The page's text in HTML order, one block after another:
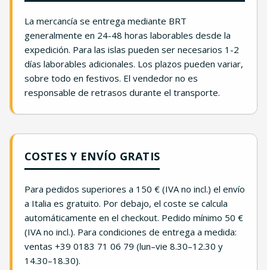
La mercancía se entrega mediante BRT
generalmente en 24-48 horas laborables desde la
expedición. Para las islas pueden ser necesarios 1-2
días laborables adicionales. Los plazos pueden variar,
sobre todo en festivos. El vendedor no es
responsable de retrasos durante el transporte.
COSTES Y ENVÍO GRATIS
Para pedidos superiores a 150 € (IVA no incl.) el envío
a Italia es gratuito. Por debajo, el coste se calcula
automáticamente en el checkout. Pedido mínimo 50 €
(IVA no incl.). Para condiciones de entrega a medida:
ventas +39 0183 71 06 79 (lun–vie 8.30–12.30 y
14.30–18.30).